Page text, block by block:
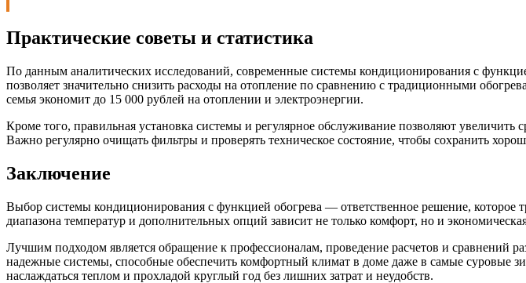
Практические советы и статистика
По данным аналитических исследований, современные системы кондиционирования с
позволяет значительно снизить расходы на отопление по сравнению с традиционными
семья экономит до 15 000 рублей на отоплении и электроэнергии.
Кроме того, правильная установка системы и регулярное обслуживание позволяют
Важно регулярно очищать фильтры и проверять техническое состояние, чтобы сохранить
Заключение
Выбор системы кондиционирования с функцией обогрева — ответственное решение, которое
диапазона температур и дополнительных опций зависит не только комфорт, но и
Лучшим подходом является обращение к профессионалам, проведение расчетов и сравнений
надежные системы, способные обеспечить комфортный климат в доме даже в самые суровые
наслаждаться теплом и прохладой круглый год без лишних затрат и неудобств.